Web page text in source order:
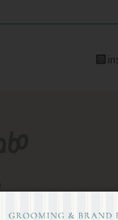
阪市西区江戸堀1-